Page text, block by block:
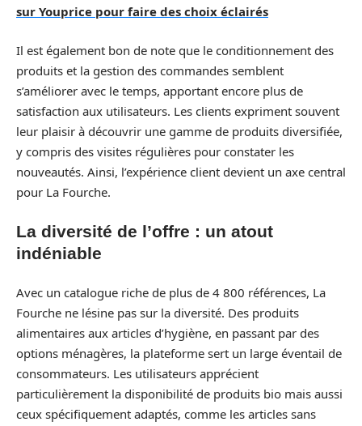
sur Youprice pour faire des choix éclairés
Il est également bon de note que le conditionnement des
produits et la gestion des commandes semblent
s’améliorer avec le temps, apportant encore plus de
satisfaction aux utilisateurs. Les clients expriment souvent
leur plaisir à découvrir une gamme de produits diversifiée,
y compris des visites régulières pour constater les
nouveautés. Ainsi, l’expérience client devient un axe central
pour La Fourche.
La diversité de l’offre : un atout
indéniable
Avec un catalogue riche de plus de 4 800 références, La
Fourche ne lésine pas sur la diversité. Des produits
alimentaires aux articles d’hygiène, en passant par des
options ménagères, la plateforme sert un large éventail de
consommateurs. Les utilisateurs apprécient
particulièrement la disponibilité de produits bio mais aussi
ceux spécifiquement adaptés, comme les articles sans